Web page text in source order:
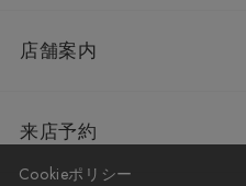
店舗案内
来店予約
Cookieポリシー